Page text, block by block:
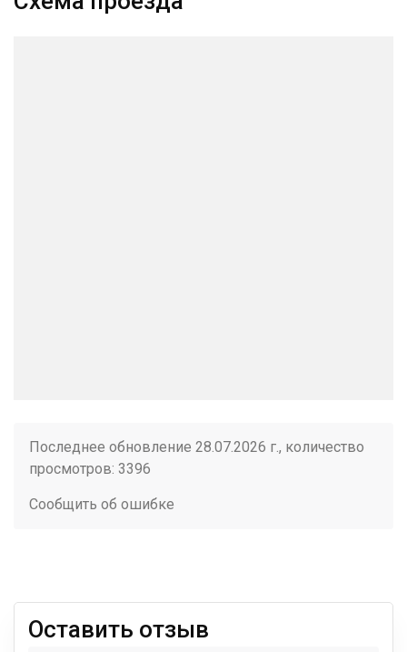
Последнее обновление 28.07.2026 г., количество
просмотров: 3396
Сообщить об ошибке
Оставить отзыв